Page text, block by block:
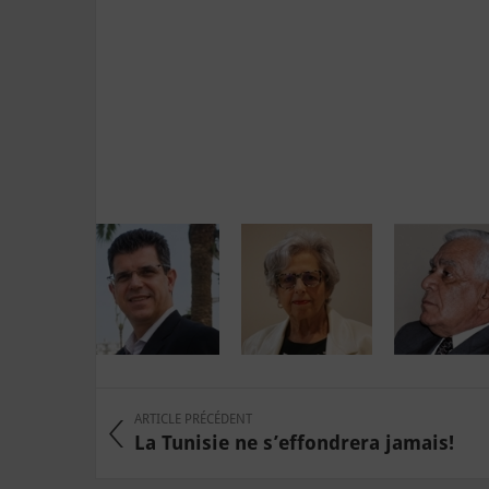
ARTICLE PRÉCÉDENT
La Tunisie ne s’effondrera jamais!